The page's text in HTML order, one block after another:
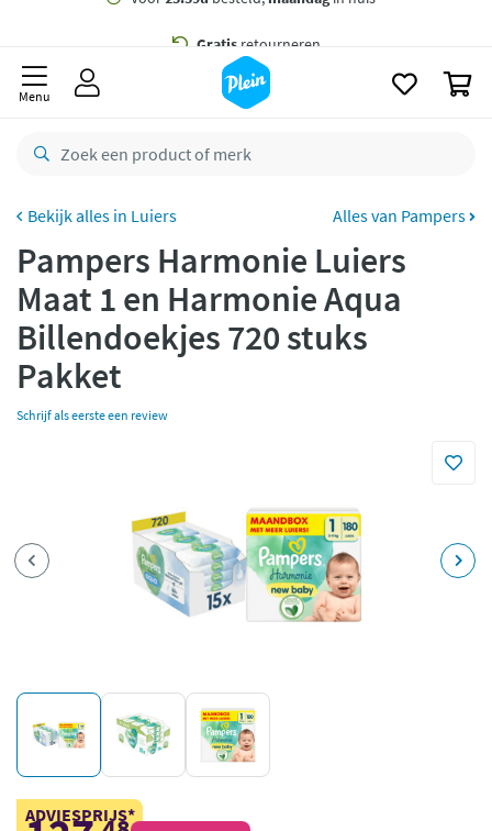
besteld,maandag
retourneren
Betaal met Klarna
Menu
Luiers Alles van Pampers
Pampers Harmonie Luiers
Maat 1 en Harmonie Aqua
Billendoekjes 720 stuks
Pakket
Schrijf als eerste een review
ADVIESPRIJS*